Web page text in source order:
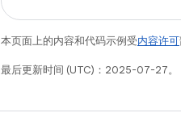
本页面上的内容和代码示例受内容许可
最后更新时间 (UTC)：2025-07-27。